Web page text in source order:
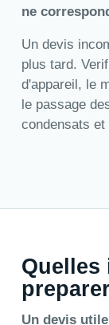
ne
Un devis
plus tard.
d'appareil, le
le passage
condensats
Quelles
Un devis